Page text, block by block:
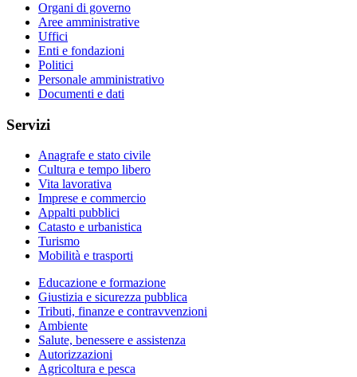
Organi di governo
Aree amministrative
Uffici
Enti e fondazioni
Politici
Personale amministrativo
Documenti e dati
Servizi
Anagrafe e stato civile
Cultura e tempo libero
Vita lavorativa
Imprese e commercio
Appalti pubblici
Catasto e urbanistica
Turismo
Mobilità e trasporti
Educazione e formazione
Giustizia e sicurezza pubblica
Tributi, finanze e contravvenzioni
Ambiente
Salute, benessere e assistenza
Autorizzazioni
Agricoltura e pesca